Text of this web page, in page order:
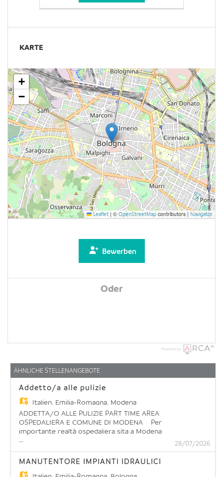
KARTE
+
−
Leaflet | © OpenStreetMap contributors | Navigator
Bewerben
Oder
Powered by
ÄHNLICHE STELLENANGEBOTE
Addetto/a alle pulizie
Italien, Emilia-Romagna, Modena
ADDETTA/O ALLE PULIZIE PART TIME AREA
OSPEDALIERA E COMUNE DI MODENA Per
importante realtà ospedaliera sita a Modena
siamo alla ricerca di un/a Addetto/a alle pulizie
part time orizzontale 15h. Cosa farai: La risorsa
si occuperà di pulire all'interno dei reparti, delle
... 28/07/2026
MANUTENTORE IMPIANTI IDRAULICI